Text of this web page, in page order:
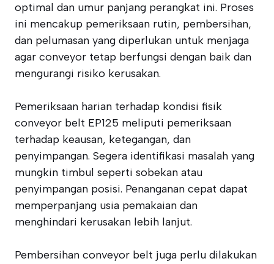
optimal dan umur panjang perangkat ini. Proses
ini mencakup pemeriksaan rutin, pembersihan,
dan pelumasan yang diperlukan untuk menjaga
agar conveyor tetap berfungsi dengan baik dan
mengurangi risiko kerusakan.
Pemeriksaan harian terhadap kondisi fisik
conveyor belt EP125 meliputi pemeriksaan
terhadap keausan, ketegangan, dan
penyimpangan. Segera identifikasi masalah yang
mungkin timbul seperti sobekan atau
penyimpangan posisi. Penanganan cepat dapat
memperpanjang usia pemakaian dan
menghindari kerusakan lebih lanjut.
Pembersihan conveyor belt juga perlu dilakukan